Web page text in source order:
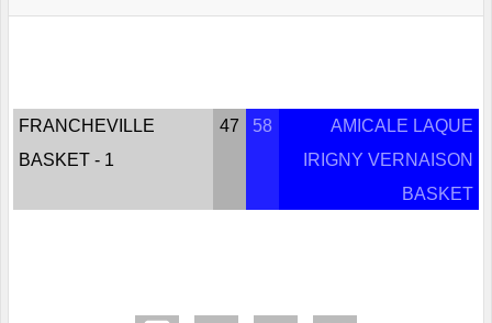
FRANCHEVILLE
BASKET - 1
47 58
AMICALE LAQUE
IRIGNY VERNAISON
BASKET